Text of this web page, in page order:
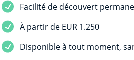
Service inclus
Facilité de découvert
Service inclus
À partir de EUR 1.250
Service inclus
Disponible à tout moment,